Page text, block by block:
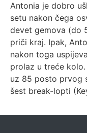
Antonia je dobro
setu nakon čega
devet gemova (do
priči kraj. Ipak,
nakon toga
prolaz u treće
uz 85 posto prvog
šest break-lopti